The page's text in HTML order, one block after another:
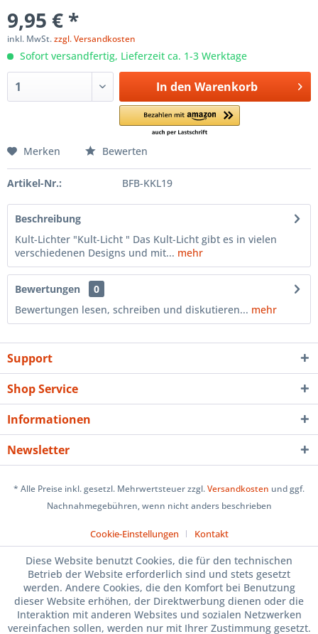
9,95 € *
inkl. MwSt.zzgl. Versandkosten
Sofort versandfertig, Lieferzeit ca. 1-3 Werktage
In den Warenkorb
Merken Bewerten
Artikel-Nr.: BFB-KKL19
Beschreibung
Kult-Lichter "Kult-Licht " Das Kult-Licht gibt es in vielen
verschiedenen Designs und mit... mehr
Bewertungen
0
Bewertungen lesen, schreiben und diskutieren... mehr
Support
Shop Service
Informationen
Newsletter
* Alle Preise inkl. gesetzl. Mehrwertsteuer zzgl.Versandkosten und ggf.
Nachnahmegebühren, wenn nicht anders beschrieben
Cookie-Einstellungen Kontakt
Diese Website benutzt Cookies, die für den technischen
Betrieb der Website erforderlich sind und stets gesetzt
werden. Andere Cookies, die den Komfort bei Benutzung
dieser Website erhöhen, der Direktwerbung dienen oder die
Interaktion mit anderen Websites und sozialen Netzwerken
vereinfachen sollen, werden nur mit Ihrer Zustimmung gesetzt.